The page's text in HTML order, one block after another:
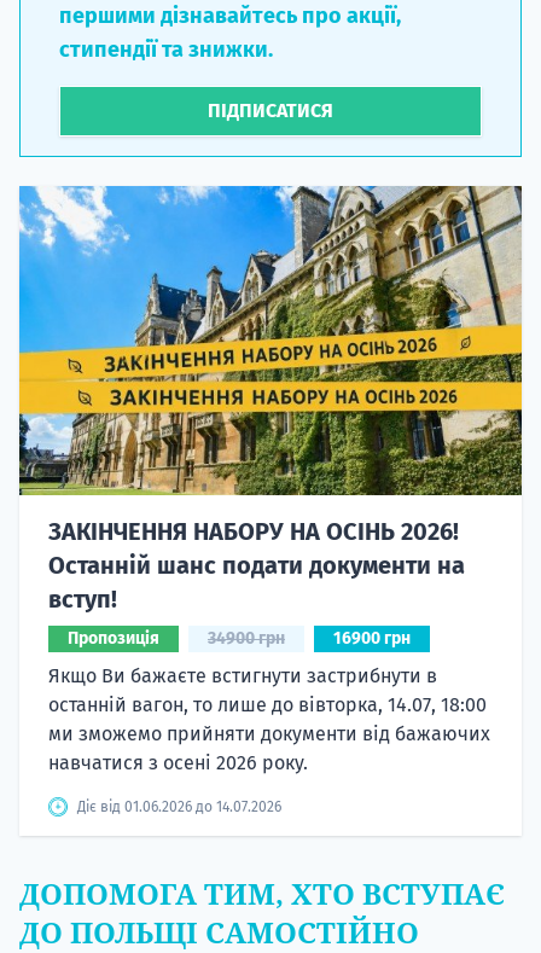
першими дізнавайтесь про акції,
стипендії та знижки.
ПІДПИСАТИСЯ
ЗАКІНЧЕННЯ НАБОРУ НА ОСІНЬ 2026!
Останній шанс подати документи на
вступ!
Пропозиція 34900 грн 16900 грн
Якщо Ви бажаєте встигнути застрибнути в
останній вагон, то лише до вівторка, 14.07, 18:00
ми зможемо прийняти документи від бажаючих
навчатися з осені 2026 року.
Діє від 01.06.2026 до 14.07.2026
ДОПОМОГА ТИМ, ХТО ВСТУПАЄ
ДО ПОЛЬЩІ САМОСТІЙНО